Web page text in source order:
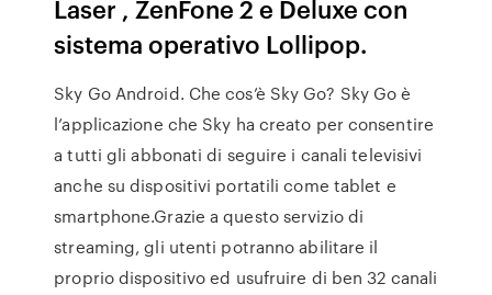
Laser , ZenFone 2 e Deluxe con
sistema operativo Lollipop.
Sky Go Android. Che cos’è Sky Go? Sky Go è
l’applicazione che Sky ha creato per consentire
a tutti gli abbonati di seguire i canali televisivi
anche su dispositivi portatili come tablet e
smartphone.Grazie a questo servizio di
streaming, gli utenti potranno abilitare il
proprio dispositivo ed usufruire di ben 32 canali